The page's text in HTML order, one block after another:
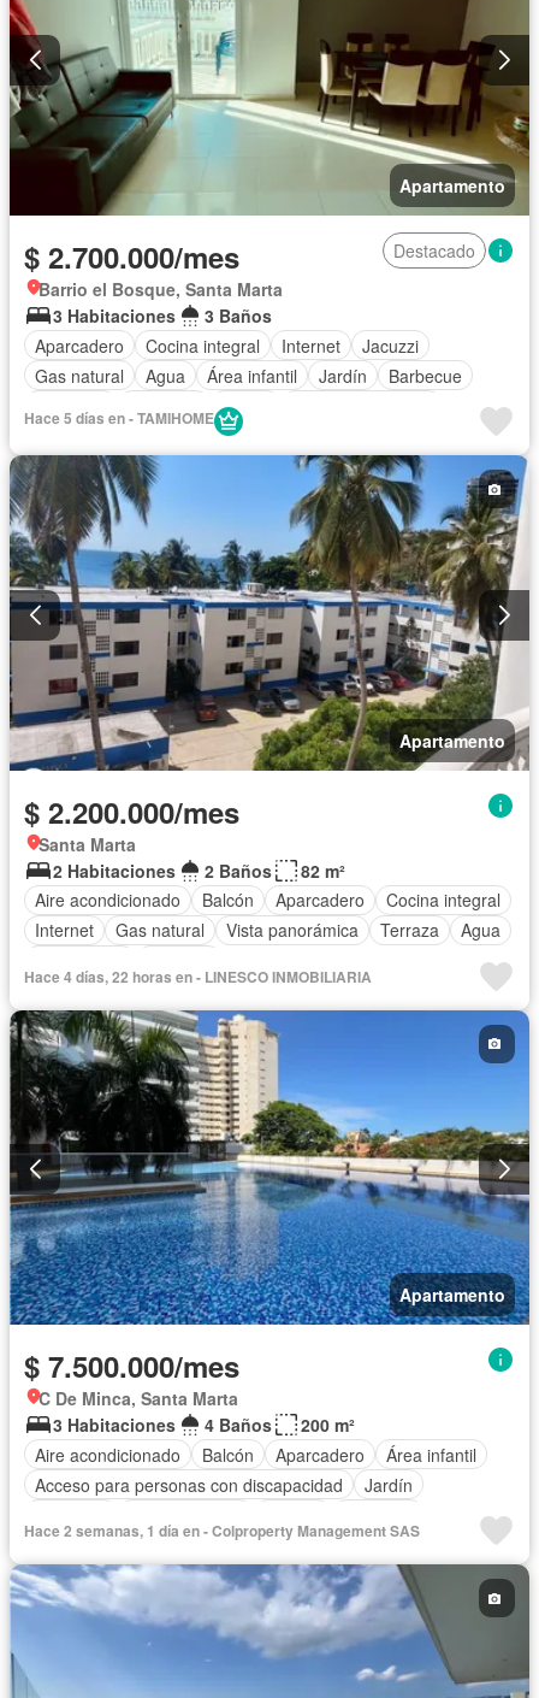
Apartamento
$ 2.700.000/mes
Destacado
Barrio el Bosque, Santa Marta
3 Habitaciones
3 Baños
Aparcadero
Cocina integral Internet
Jacuzzi
Gas natural
Agua Área infantil Jardín
Barbecue
Sauna
Hace 5 días en - TAMIHOME
Apartamento
$ 2.200.000/mes
Santa Marta
2 Habitaciones
2 Baños
82 m²
Aire acondicionado
Balcón Aparcadero
Cocina integral
Internet
Gas natural Vista panorámica Terraza
Agua
Acceso para personas con discapacidad
Jardín
Caseta de vigilancia
Seguridad privada
Permite mascotas
Permite niños
Hace 4 días, 22 horas en - LINESCO INMOBILIARIA
Apartamento
$ 7.500.000/mes
C De Minca, Santa Marta
3 Habitaciones
4 Baños
200 m²
Aire acondicionado
Balcón Aparcadero
Área infantil
Acceso para personas con discapacidad
Jardín
Gas natural
Vista panorámica
Sauna
Seguridad privada
Cuarto de servicio Piscina
Hace 2 semanas, 1 día en - Colproperty Management SAS